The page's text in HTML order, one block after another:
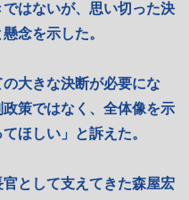
はないが、思い切った決
念を示した。
大きな決断が必要にな
策ではなく、全体像を示
ほしい」と訴えた。
として支えてきた森屋宏